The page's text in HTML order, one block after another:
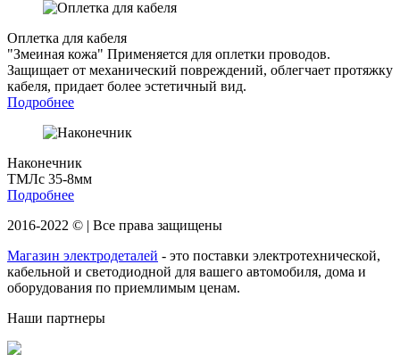
Оплетка для кабеля
"Змеиная кожа" Применяется для оплетки проводов.
Защищает от механический повреждений, облегчает протяжку
кабеля, придает более эстетичный вид.
Подробнее
Наконечник
ТМЛс 35-8мм
Подробнее
2016-2022 © | Все права защищены
Магазин электродеталей - это поставки электротехнической,
кабельной и светодиодной для вашего автомобиля, дома и
оборудования по приемлимым ценам.
Наши партнеры